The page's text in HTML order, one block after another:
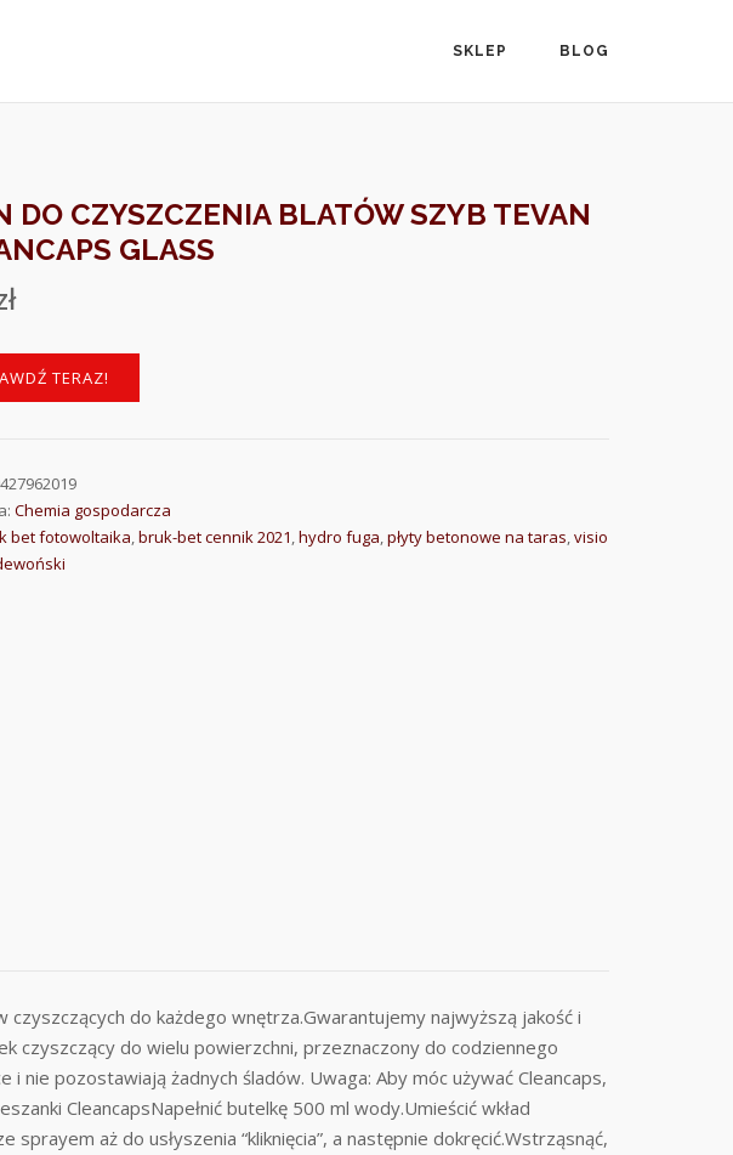
SKLEP BLOG
DO CZYSZCZENIA BLATÓW SZYB TEVAN
GLASS
TERAZ!
Chemia gospodarcza
bet fotowoltaika,bruk-bet cennik 2021,hydro fuga,płyty betonowe na taras,visio
do każdego wnętrza.Gwarantujemy najwyższą jakość i
czyszczący do wielu powierzchni, przeznaczony do codziennego
nie pozostawiają żadnych śladów. Uwaga: Aby móc używać Cleancaps,
CleancapsNapełnić butelkę 500 ml wody.Umieścić wkład
aż do usłyszenia “kliknięcia”, a następnie dokręcić.Wstrząsnąć,